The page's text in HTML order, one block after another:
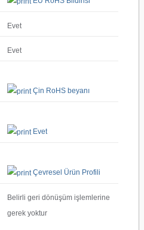
Evet
Evet
Çin RoHS beyanı
Evet
Çevresel Ürün Profili
Belirli geri dönüşüm işlemlerine
gerek yoktur